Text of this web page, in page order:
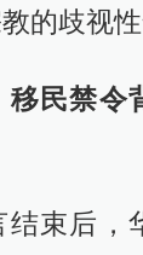
的歧视性
移民禁令
结束后，